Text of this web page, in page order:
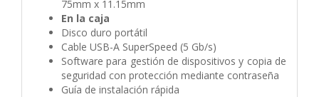
75mm x 11.15mm
En la caja
Disco duro portátil
Cable USB-A SuperSpeed (5 Gb/s)
Software para gestión de dispositivos y copia de
seguridad con protección mediante contraseña
Guía de instalación rápida